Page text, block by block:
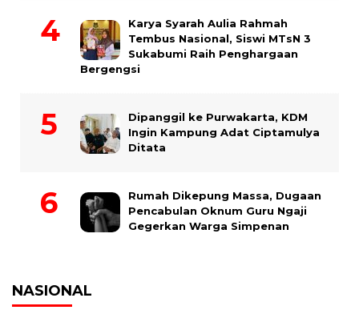
Karya Syarah Aulia Rahmah
Tembus Nasional, Siswi MTsN 3
Sukabumi Raih Penghargaan
Bergengsi
Dipanggil ke Purwakarta, KDM
Ingin Kampung Adat Ciptamulya
Ditata
Rumah Dikepung Massa, Dugaan
Pencabulan Oknum Guru Ngaji
Gegerkan Warga Simpenan
NASIONAL